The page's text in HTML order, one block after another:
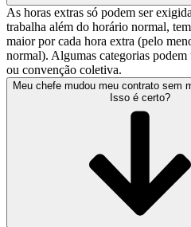
As horas extras só podem ser
trabalha além do horário normal,
maior por cada hora extra (pelo
normal). Algumas categorias
ou convenção coletiva.
Meu chefe mudou meu contrato sem
Isso é certo?